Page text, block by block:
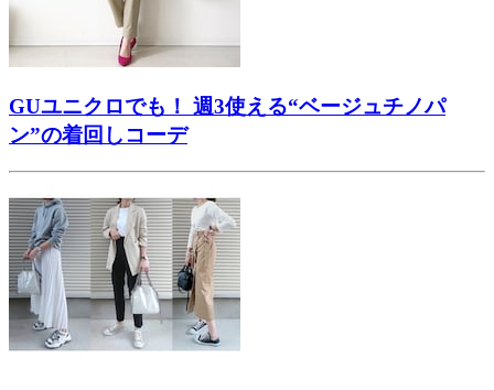
GUユニクロでも！ 週3使える“ベージュチノパ
ン”の着回しコーデ